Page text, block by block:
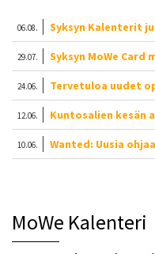
06.08. Syksyn Kalenterit
29.07. Syksyn MoWe Card
24.06. Tervetuloa uudet
12.06. Kuntosalien kesän
10.06. Wanted: Uusia
MoWe Kalenteri